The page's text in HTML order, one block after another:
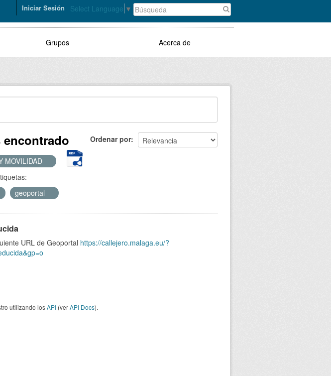
Select Language ▼
Iniciar Sesión
Grupos Acerca de
Ordenar por
MOVILIDAD
geoportal
URL de Geoportal https://callejero.malaga.eu/?
utilizando losAPI (verAPI Docs).